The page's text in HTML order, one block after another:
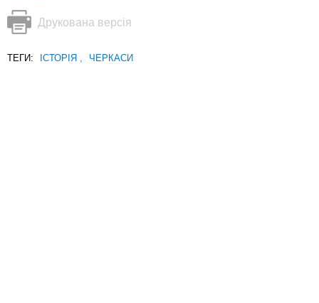
Друкована версія
ТЕГИ: ІСТОРІЯ , ЧЕРКАСИ